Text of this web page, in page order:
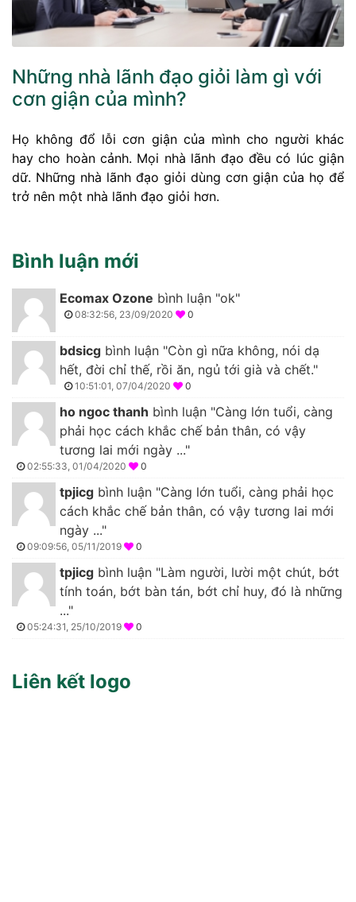
Những nhà lãnh đạo giỏi làm gì với
cơn giận của mình?
Họ không đổ lỗi cơn giận của mình cho người khác
hay cho hoàn cảnh. Mọi nhà lãnh đạo đều có lúc giận
dữ. Những nhà lãnh đạo giỏi dùng cơn giận của họ để
trở nên một nhà lãnh đạo giỏi hơn.
Bình luận mới
Ecomax Ozone bình luận "ok"
08:32:56, 23/09/2020 0
bdsicg bình luận "Còn gì nữa không, nói dạ
hết, đời chỉ thế, rồi ăn, ngủ tới già và chết."
10:51:01, 07/04/2020 0
ho ngoc thanh bình luận "Càng lớn tuổi, càng
phải học cách khắc chế bản thân, có vậy
tương lai mới ngày ..."
02:55:33, 01/04/2020 0
tpjicg bình luận "Càng lớn tuổi, càng phải học
cách khắc chế bản thân, có vậy tương lai mới
ngày ..."
09:09:56, 05/11/2019 0
tpjicg bình luận "Làm người, lười một chút, bớt
tính toán, bớt bàn tán, bớt chỉ huy, đó là những
..."
05:24:31, 25/10/2019 0
Liên kết logo